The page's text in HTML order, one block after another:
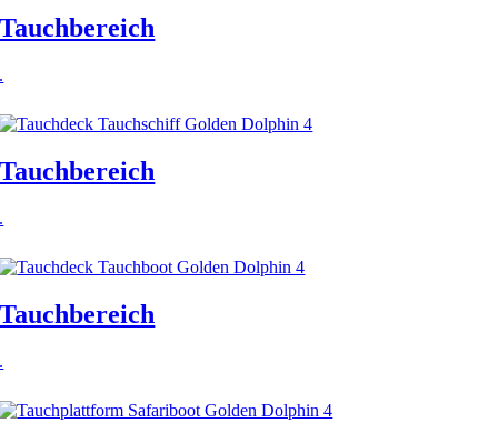
Tauchbereich
.
Tauchbereich
.
Tauchbereich
.